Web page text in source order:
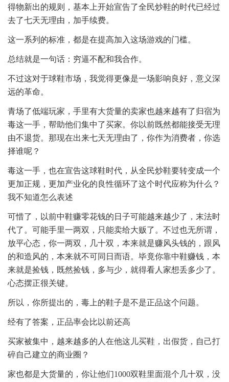
得物新出的规则，基本上开始宣告了全民炒鞋的时代已经过
去了七天无理由，加手续费。
这一系列的标准，都是在提高加入这场游戏的门槛。
总结就是一句话：穷逼不配和我合作。
不过这对于球鞋市场，我觉得更像是一场影响良好，意义深
远的革命。
青场了低端玩家，手里有大货量的卖家也越来越有了归宿为
毒这一手，帮助他们集中了买家。你以前既然都能接受无理
由不退货。那现在出来七天无理由了，你作为消费者，你选
择谁呢？
毒这一手，也在宣告这球鞋时代，从全民炒鞋要转变成一个
更加正规，更加产业化的良性循环了这个时代应称为什么？
我不知道怎么表述
可惜了，以前中鞋赚零花钱的日子可能越来越少了，末法时
代了。可能手里一两双，只能卖给大贩了。不过也无所谓，
放平心态，你一两双，几十双，本来就是赚风头钱的，跟风
的和造风的，本来就不可同日而语。毕竟你靠中鞋赚钱，本
来就是捡钱，既然捡钱，多与少，就得看人家想丢多少了。
心态摆正很关键。
所以，你所提出的，毒上的鞋子是不是正品这个问题。
经有了答案，正品率会比以前还高
买家被集中，越来越多的人在他这儿买鞋，出假货，自己打
碎自己建立的商业圈？
家也都是大货量的，你让他们1000双鞋里面混个几十双，没